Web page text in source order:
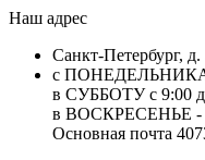
Наш адрес
Санкт-Петербург, д.
с ПОНЕДЕЛЬНИКА
в СУББОТУ с 9:00
в ВОСКРЕСЕНЬЕ
Основная почта